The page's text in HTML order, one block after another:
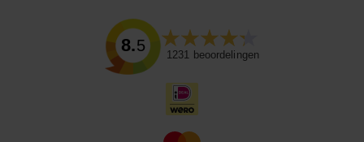
8.5
1231 beoordelingen